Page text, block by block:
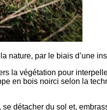
nature, par le biais d’une
la végétation pour
en bois noirci selon la
détacher du sol et,